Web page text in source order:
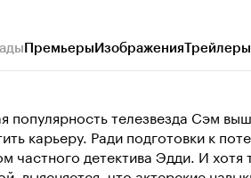
ПремьерыИзображенияТрейлеры
популярность телезвезда Сэм
карьеру. Ради подготовки к
частного детектива Эдди. И хотя